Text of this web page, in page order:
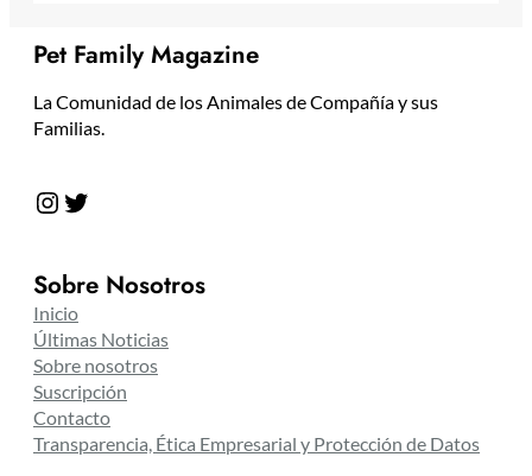
Pet Family Magazine
La Comunidad de los Animales de Compañía y sus
Familias.
Instagram Twitter
Sobre Nosotros
Inicio
Últimas Noticias
Sobre nosotros
Suscripción
Contacto
Transparencia, Ética Empresarial y Protección de Datos